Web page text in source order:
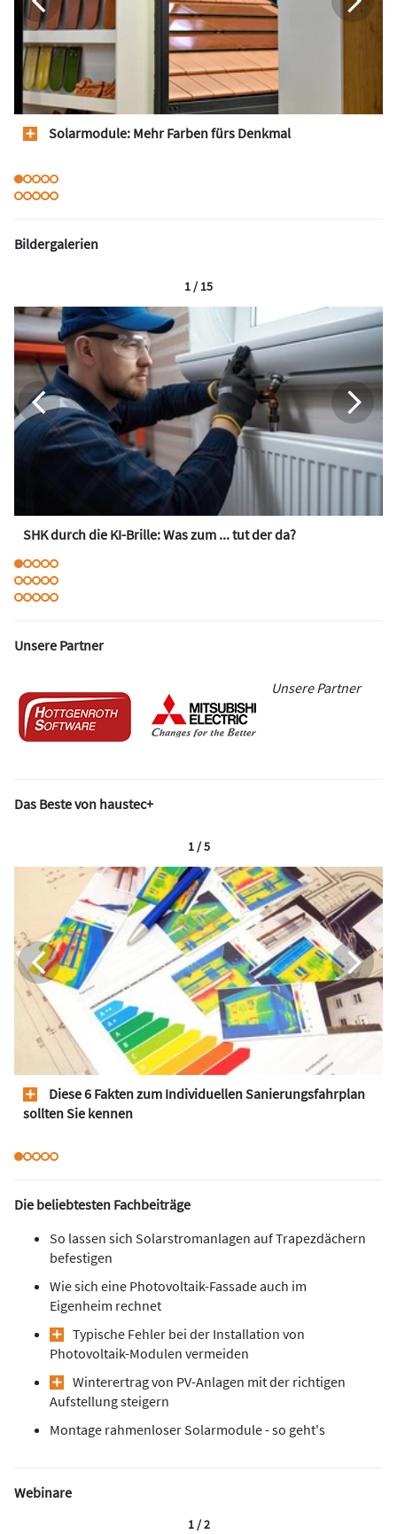
Solarmodule: Mehr Farben fürs Denkmal
Bildergalerien
SHK durch die KI-Brille: Was zum ... tut der da?
1 / 15
Unsere Partner
Unsere Partner
Das Beste von haustec+
Diese 6 Fakten zum Individuellen Sanierungsfahrplan
sollten Sie kennen
1 / 5
Die beliebtesten Fachbeiträge
So lassen sich Solarstromanlagen auf Trapezdächern
befestigen
Wie sich eine Photovoltaik-Fassade auch im
Eigenheim rechnet
Typische Fehler bei der Installation von
Photovoltaik-Modulen vermeiden
Winterertrag von PV-Anlagen mit der richtigen
Aufstellung steigern
Montage rahmenloser Solarmodule - so geht's
Webinare
1 / 2